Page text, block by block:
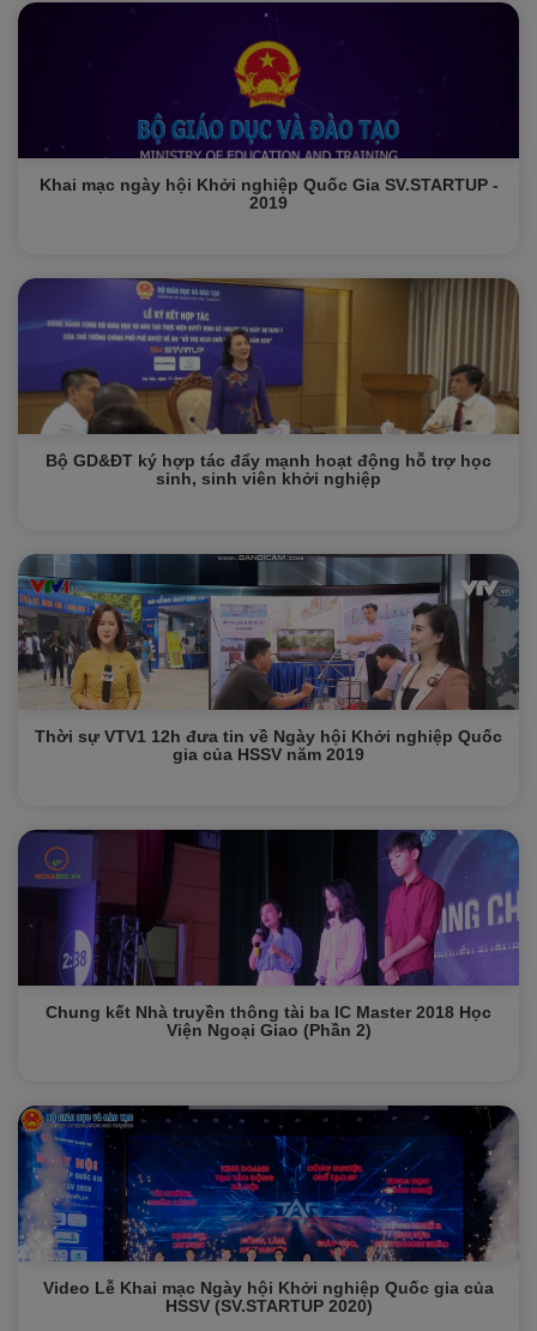
Khai mạc ngày hội Khởi nghiệp Quốc Gia SV.STARTUP -
2019
Bộ GD&ĐT ký hợp tác đẩy mạnh hoạt động hỗ trợ học
sinh, sinh viên khởi nghiệp
Thời sự VTV1 12h đưa tin về Ngày hội Khởi nghiệp Quốc
gia của HSSV năm 2019
Chung kết Nhà truyền thông tài ba IC Master 2018 Học
Viện Ngoại Giao (Phần 2)
Video Lễ Khai mạc Ngày hội Khởi nghiệp Quốc gia của
HSSV (SV.STARTUP 2020)